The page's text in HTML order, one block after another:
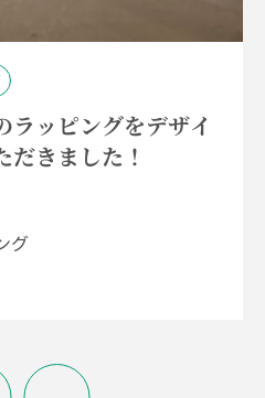
ラッピングをデザイ
だきました！
グ